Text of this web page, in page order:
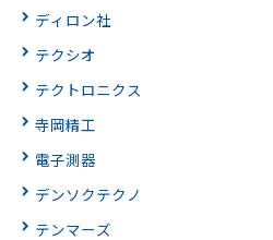
ディロン社
テクシオ
テクトロニクス
寺岡精工
電子測器
デンソクテクノ
テンマーズ